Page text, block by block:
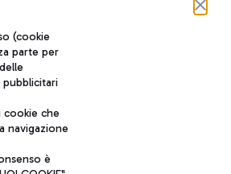
INNOVAZIONE
(cookie
parte per
cookie che
navigazione
è